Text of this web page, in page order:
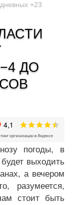
+23
ДО
погоды, в
выходить
а вечером
разумеется,
стоит быть